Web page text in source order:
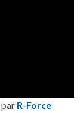
par R-Force